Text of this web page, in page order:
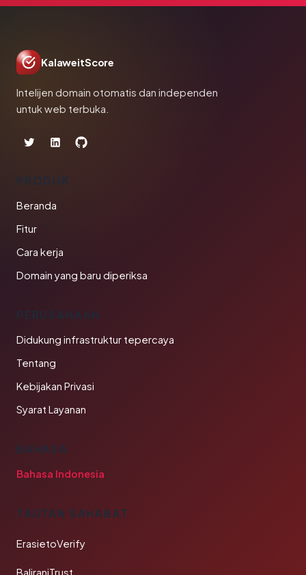
KalaweitScore
Intelijen domain otomatis dan independen
untuk web terbuka.
PRODUK
Beranda
Fitur
Cara kerja
Domain yang baru diperiksa
PERUSAHAAN
Didukung infrastruktur tepercaya
Tentang
Kebijakan Privasi
Syarat Layanan
BAHASA
Bahasa Indonesia
TAUTAN SAHABAT
ErasietoVerify